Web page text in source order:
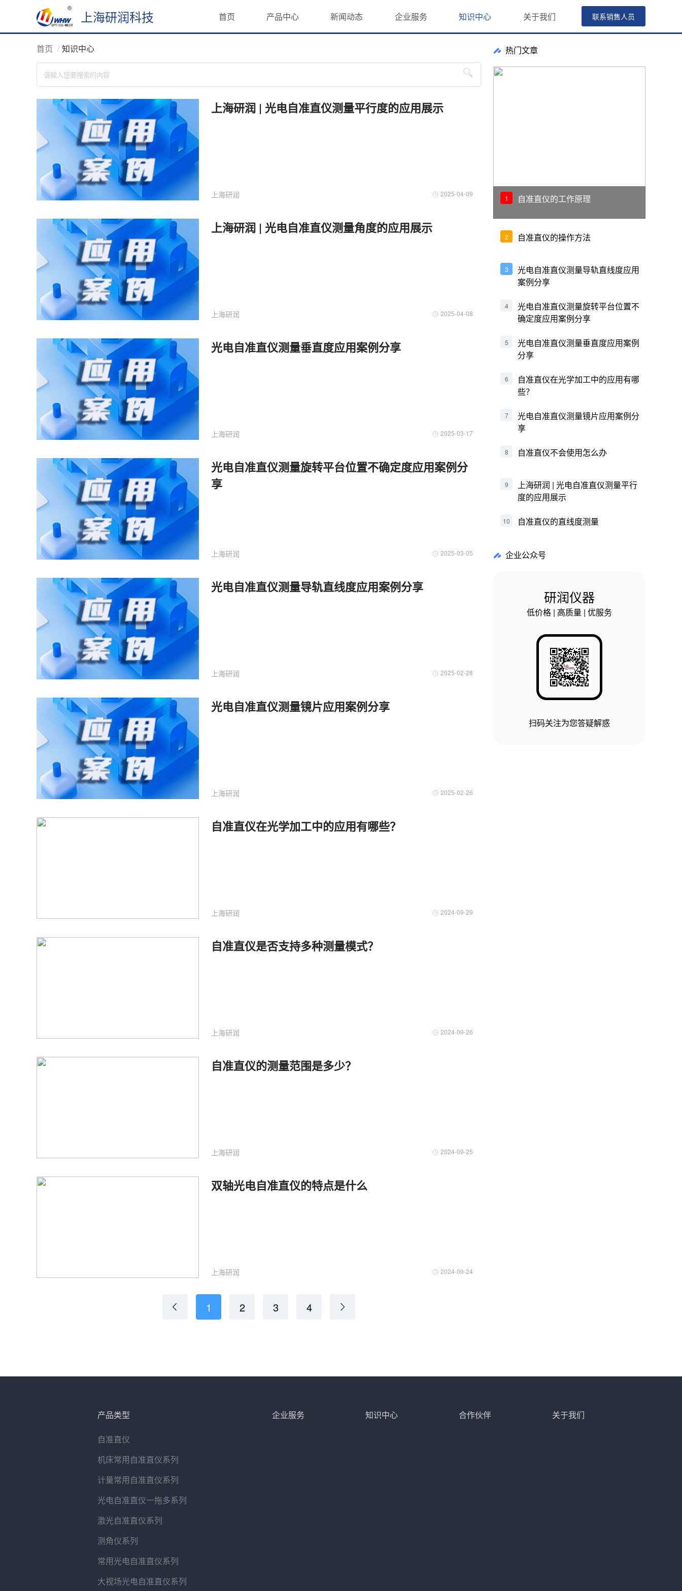
上海研润科技 首页 产品中心 新闻动态 企业服务 知识中心 关于我们 联系销售人员
首页 知识中心
上海研润 | 光电自准直仪测量平行度的应用展示
上海研润 2025-04-09
上海研润 | 光电自准直仪测量角度的应用展示
上海研润 2025-04-08
光电自准直仪测量垂直度应用案例分享
上海研润 2025-03-17
光电自准直仪测量旋转平台位置不确定度应用案例分
享
上海研润 2025-03-05
光电自准直仪测量导轨直线度应用案例分享
上海研润 2025-02-28
光电自准直仪测量镜片应用案例分享
上海研润 2025-02-26
自准直仪在光学加工中的应用有哪些？
上海研润 2024-09-29
自准直仪是否支持多种测量模式？
上海研润 2024-09-26
自准直仪的测量范围是多少？
上海研润 2024-09-25
双轴光电自准直仪的特点是什么
上海研润 2024-09-24
1 2 3 4
热门文章
1 自准直仪的工作原理
2 自准直仪的操作方法
3
光电自准直仪测量导轨直线度应用
案例分享
4
光电自准直仪测量旋转平台位置不
确定度应用案例分享
5
光电自准直仪测量垂直度应用案例
分享
6
自准直仪在光学加工中的应用有哪
些？
7
光电自准直仪测量镜片应用案例分
享
8 自准直仪不会使用怎么办
9
上海研润 | 光电自准直仪测量平行
度的应用展示
10 自准直仪的直线度测量
企业公众号
研润仪器
低价格 | 高质量 | 优服务
扫码关注为您答疑解惑
产品类型
自准直仪
机床常用自准直仪系列
计量常用自准直仪系列
光电自准直仪一拖多系列
激光自准直仪系列
测角仪系列
常用光电自准直仪系列
大视场光电自准直仪系列
企业服务 知识中心 合作伙伴 关于我们